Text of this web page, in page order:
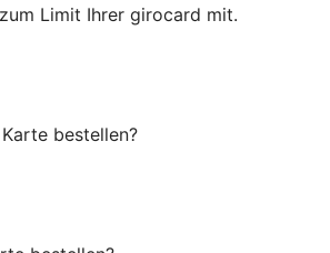
Limit Ihrer girocard mit.
bestellen?